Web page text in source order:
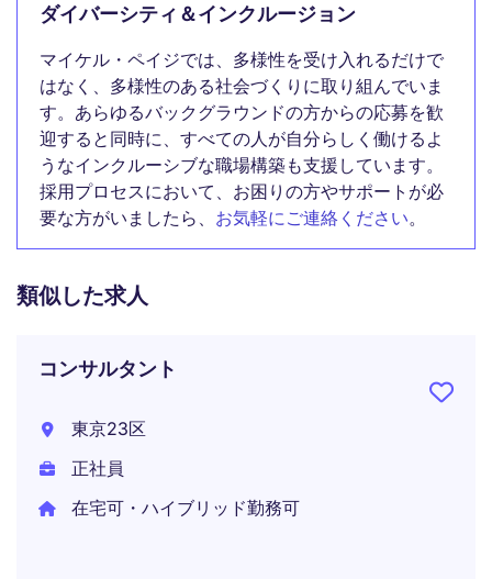
ダイバーシティ＆インクルージョン
マイケル・ペイジでは、多様性を受け入れるだけで
はなく、多様性のある社会づくりに取り組んでいま
す。あらゆるバックグラウンドの方からの応募を歓
迎すると同時に、すべての人が自分らしく働けるよ
うなインクルーシブな職場構築も支援しています。
採用プロセスにおいて、お困りの方やサポートが必
要な方がいましたら、 お気軽にご連絡ください。
類似した求人
コンサルタント
東京23区
正社員
在宅可・ハイブリッド勤務可